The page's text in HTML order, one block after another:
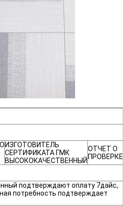
ИЗГОТОВИТЕЛЬ
СЕРТИФИКАТА ГМК
ВЫСОКОКАЧЕСТВЕННЫЙ
ОТЧЕТ О
ПРОВЕРКЕ
подтверждают оплату 7дайс,
потребность подтверждает